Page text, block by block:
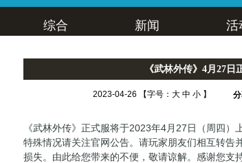
综合 新闻 活
《武林外传》4月27
2023-04-26 【字号： 大 中 小】
《武林外传》正式服将于2023年4月27日（周四
特殊情况请关注官网公告。请玩家朋友们相互转告
损失。由此给您带来的不便，敬请谅解。感谢您支